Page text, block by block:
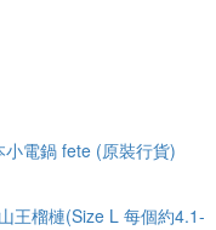
電鍋 fete (原裝行貨)
王榴槤(Size L 每個約4.1-